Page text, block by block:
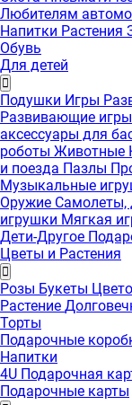
Любителям
Напитки Растения
Обувь
Для детей
Подушки Игры
Развивающие игры
аксессуары для
роботы Животные
и поезда Пазлы
Музыкальные
Оружие Самолеты,
игрушки Мягкая
Дети-Другое
Цветы и Растения
Розы Букеты
Растение
Торты
Подарочные
Напитки
4U Подарочная
Подарочные карты